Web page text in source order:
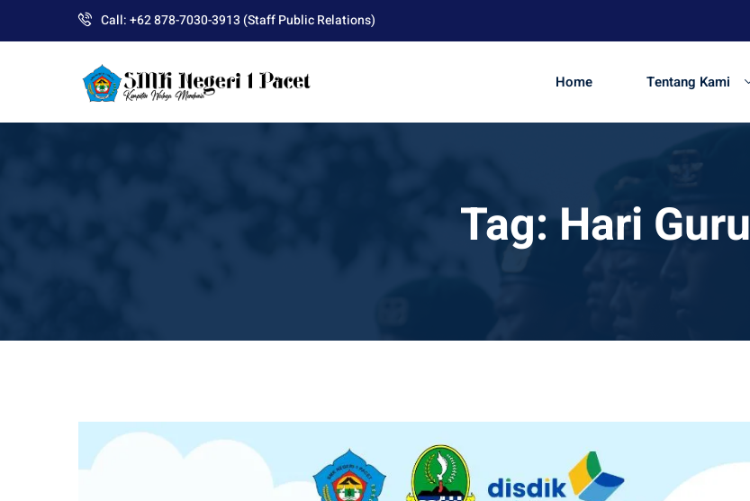
Call: +62 878-7030-3913 (Staff Public Relations)
Home Tentang Kami
Tag: Hari Guru